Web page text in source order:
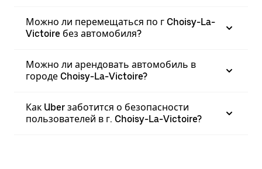
Можно ли перемещаться по г Choisy-La-
Victoire без автомобиля?
Можно ли арендовать автомобиль в
городе Choisy-La-Victoire?
Как Uber заботится о безопасности
пользователей в г. Choisy-La-Victoire?